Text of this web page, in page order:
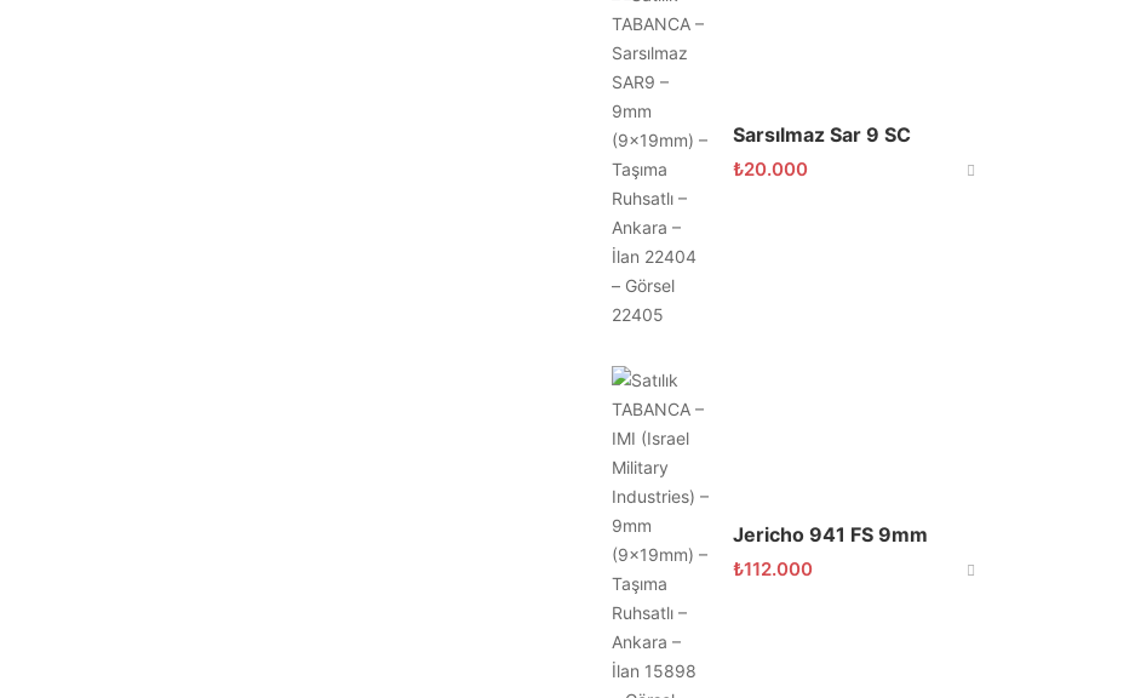
Sarsılmaz Sar 9 SC
₺20.000
Jericho 941 FS 9mm
₺112.000